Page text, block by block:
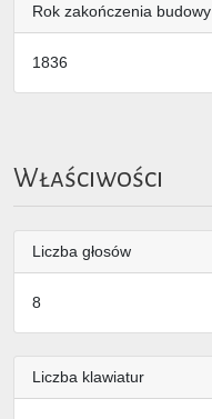
Rok zakończenia budowy
1836
Właściwości
Liczba głosów
8
Liczba klawiatur